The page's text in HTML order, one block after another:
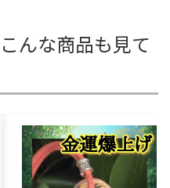
んな商品も見て